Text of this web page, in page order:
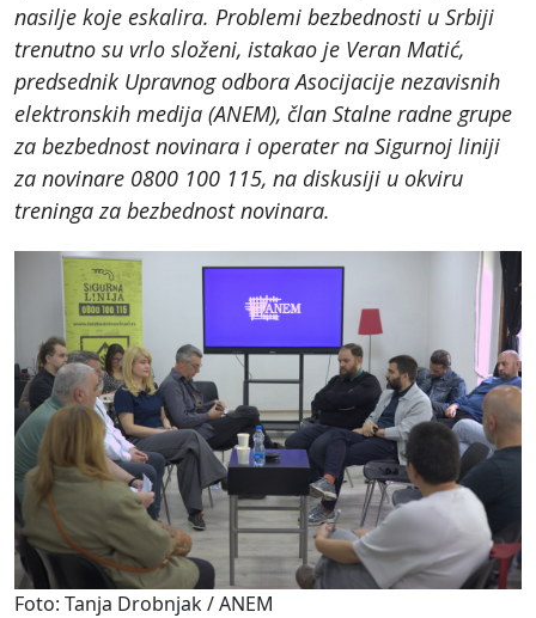
nasilje koje eskalira. Problemi bezbednosti u Srbiji
trenutno su vrlo složeni, istakao je Veran Matić,
predsednik Upravnog odbora Asocijacije nezavisnih
elektronskih medija (ANEM), član Stalne radne grupe
za bezbednost novinara i operater na Sigurnoj liniji
za novinare 0800 100 115, na diskusiji u okviru
treninga za bezbednost novinara.
Foto: Tanja Drobnjak / ANEM